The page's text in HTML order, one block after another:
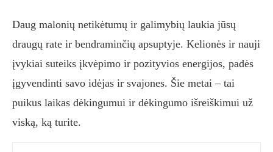
Daug malonių netikėtumų ir galimybių laukia jūsų
draugų rate ir bendraminčių apsuptyje. Kelionės ir nauji
įvykiai suteiks įkvėpimo ir pozityvios energijos, padės
įgyvendinti savo idėjas ir svajones. Šie metai – tai
puikus laikas dėkingumui ir dėkingumo išreiškimui už
viską, ką turite.